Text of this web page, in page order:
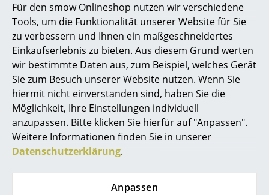
Für den smow Onlineshop nutzen wir verschiedene
Tools, um die Funktionalität unserer Website für Sie
zu verbessern und Ihnen ein maßgeschneidertes
Einkaufserlebnis zu bieten. Aus diesem Grund werten
wir bestimmte Daten aus, zum Beispiel, welches Gerät
Sie zum Besuch unserer Website nutzen. Wenn Sie
hiermit nicht einverstanden sind, haben Sie die
Möglichkeit, Ihre Einstellungen individuell
anzupassen. Bitte klicken Sie hierfür auf "Anpassen".
Weitere Informationen finden Sie in unserer
Datenschutzerklärung.
Anpassen
... alle Leuchten
Betten
Doppelbetten
Einzelbetten
Stapelbetten
Kinderbetten
Nachttische & Bettzubehör
lizenzierten Herstellern und ist offizieller
Handelspartner von OK Design.
0800 15 60 00